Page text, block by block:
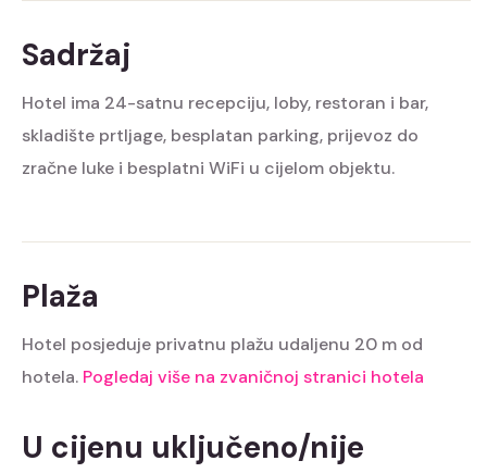
Sadržaj
Hotel ima 24-satnu recepciju, loby, restoran i bar,
skladište prtljage, besplatan parking, prijevoz do
zračne luke i besplatni WiFi u cijelom objektu.
Plaža
Hotel posjeduje privatnu plažu udaljenu 20 m od
hotela. Pogledaj više na zvaničnoj stranici hotela
U cijenu uključeno/nije